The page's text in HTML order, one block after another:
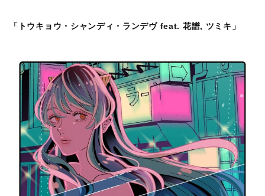
「トウキョウ・シャンディ・ランデヴ feat. 花譜, ツミキ」